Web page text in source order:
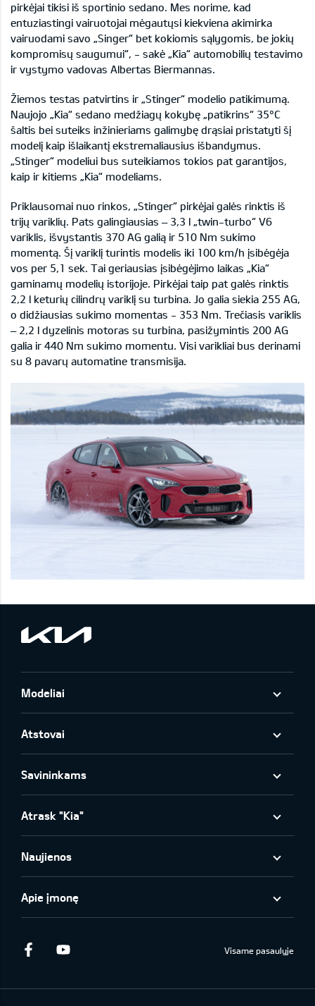
pirkėjai tikisi iš sportinio sedano. Mes norime, kad
entuziastingi vairuotojai mėgautųsi kiekviena akimirka
vairuodami savo „Singer“ bet kokiomis sąlygomis, be jokių
kompromisų saugumui“, - sakė „Kia“ automobilių testavimo
ir vystymo vadovas Albertas Biermannas.
Žiemos testas patvirtins ir „Stinger“ modelio patikimumą.
Naujojo „Kia“ sedano medžiagų kokybę „patikrins“ 35°C
šaltis bei suteiks inžinieriams galimybę drąsiai pristatyti šį
modelį kaip išlaikantį ekstremaliausius išbandymus.
„Stinger“ modeliui bus suteikiamos tokios pat garantijos,
kaip ir kitiems „Kia“ modeliams.
Priklausomai nuo rinkos, „Stinger“ pirkėjai galės rinktis iš
trijų variklių. Pats galingiausias – 3,3 l „twin-turbo“ V6
variklis, išvystantis 370 AG galią ir 510 Nm sukimo
momentą. Šį variklį turintis modelis iki 100 km/h įsibėgėja
vos per 5,1 sek. Tai geriausias įsibėgėjimo laikas „Kia“
gaminamų modelių istorijoje. Pirkėjai taip pat galės rinktis
2,2 l keturių cilindrų variklį su turbina. Jo galia siekia 255 AG,
o didžiausias sukimo momentas - 353 Nm. Trečiasis variklis
– 2,2 l dyzelinis motoras su turbina, pasižymintis 200 AG
galia ir 440 Nm sukimo momentu. Visi varikliai bus derinami
su 8 pavarų automatine transmisija.
Modeliai
Atstovai
Savininkams
Atrask "Kia"
Naujienos
Apie įmonę
Facebook Visame pasaulyje